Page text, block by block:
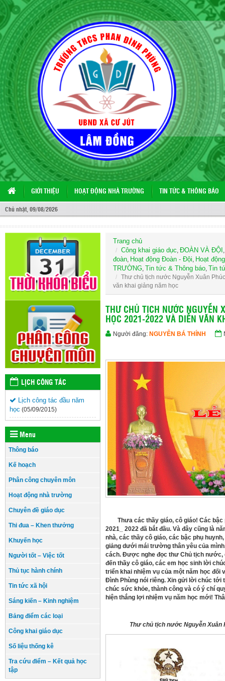
GIỚI THIỆU HOẠT ĐỘNG NHÀ TRƯỜNG TIN TỨC & THÔNG BÁO
Chủ nhật, 09/08/2026
LỊCH CÔNG TÁC
Lịch công tác đầu năm
học (05/09/2015)
Menu
Thông báo
Kế hoạch
Phân công chuyên môn
Hoạt động nhà trường
Chuyên đề giáo dục
Thi đua – Khen thưởng
Khuyến học
Người tốt – Việc tốt
Thủ tục hành chính
Tin tức xã hội
Sáng kiến – Kinh nghiệm
Bảng điểm các loại
Công khai giáo dục
Số liệu thống kê
Tra cứu điểm – Kết quả học
tập
Trang chủ
Công khai giáo dục, ĐOÀN VÀ ĐỘI
đoàn, Hoạt động Đoàn - Đội, Hoạt
TRƯỜNG, Tin tức & Thông báo, Tin
Thư chủ tịch nước Nguyễn Xuân
văn khai giảng năm học
THƯ CHỦ TỊCH NƯỚC
HỌC 2021-2022 VÀ DIỄN VĂN
Người đăng: NGUYỄN BÁ THÍNH
Thưa các thầy giáo, cô giáo! Các bậc
2021_ 2022 đã bắt đầu. Và đây cũng là
nhà, các thầy cô giáo, các bậc phụ
giảng dưới mái trường thân yêu của
cách. Được nghe đọc thư Chủ tịch
đến thầy cô giáo, các em học sinh lời
triển khai nhiệm vụ của một năm học đối
Đình Phùng nói riêng. Xin gửi lời chúc tới
chúc sức khỏe, thành công và có ý chí
hiện thắng lợi nhiệm vụ năm học mới!
Thư chủ tịch nước Nguyễn Xuân